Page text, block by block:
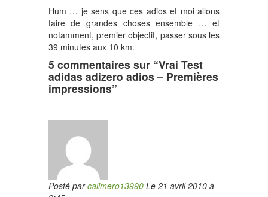
Hum … je sens que ces adios et moi allons
faire de grandes choses ensemble … et
notamment, premier objectif, passer sous les
39 minutes aux 10 km.
5 commentaires sur “Vrai Test
adidas adizero adios – Premières
impressions”
Posté parcalimero13990Le 21 avril 2010 à